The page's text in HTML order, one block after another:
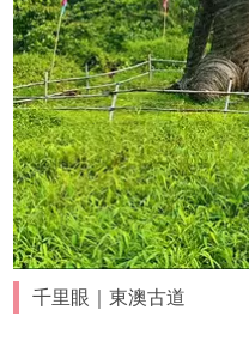
千里眼｜東澳古道